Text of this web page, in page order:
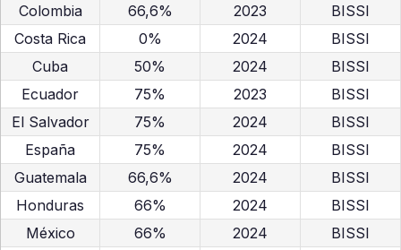
Colombia
66,6% 2023
BISSI
Costa Rica
0% 2024
BISSI
Cuba
50% 2024
BISSI
Ecuador
75% 2023
BISSI
El Salvador
75% 2024
BISSI
España
75% 2024
BISSI
Guatemala
66,6% 2024
BISSI
Honduras
66% 2024
BISSI
México
66% 2024
BISSI